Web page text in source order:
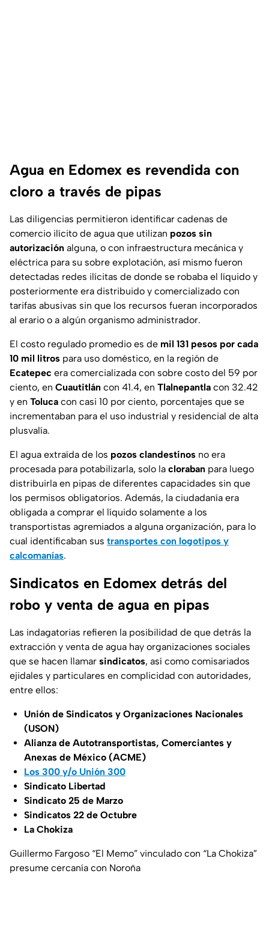
Agua en Edomex es revendida con
cloro a través de pipas
Las diligencias permitieron identificar cadenas de
comercio ilícito de agua que utilizan pozos sin
autorización alguna, o con infraestructura mecánica y
eléctrica para su sobre explotación, así mismo fueron
detectadas redes ilícitas de donde se robaba el líquido y
posteriormente era distribuido y comercializado con
tarifas abusivas sin que los recursos fueran incorporados
al erario o a algún organismo administrador.
El costo regulado promedio es de mil 131 pesos por cada
10 mil litros para uso doméstico, en la región de
Ecatepec era comercializada con sobre costo del 59 por
ciento, en Cuautitlán con 41.4, en Tlalnepantla con 32.42
y en Toluca con casi 10 por ciento, porcentajes que se
incrementaban para el uso industrial y residencial de alta
plusvalía.
El agua extraída de los pozos clandestinos no era
procesada para potabilizarla, solo la cloraban para luego
distribuirla en pipas de diferentes capacidades sin que
los permisos obligatorios. Además, la ciudadanía era
obligada a comprar el líquido solamente a los
transportistas agremiados a alguna organización, para lo
cual identificaban sus transportes con logotipos y
calcomanías.
Sindicatos en Edomex detrás del
robo y venta de agua en pipas
Las indagatorias refieren la posibilidad de que detrás la
extracción y venta de agua hay organizaciones sociales
que se hacen llamar sindicatos, así como comisariados
ejidales y particulares en complicidad con autoridades,
entre ellos:
Unión de Sindicatos y Organizaciones Nacionales
(USON)
Alianza de Autotransportistas, Comerciantes y
Anexas de México (ACME)
Los 300 y/o Unión 300
Sindicato Libertad
Sindicato 25 de Marzo
Sindicatos 22 de Octubre
La Chokiza
Guillermo Fargoso “El Memo” vinculado con “La Chokiza”
presume cercanía con Noroña